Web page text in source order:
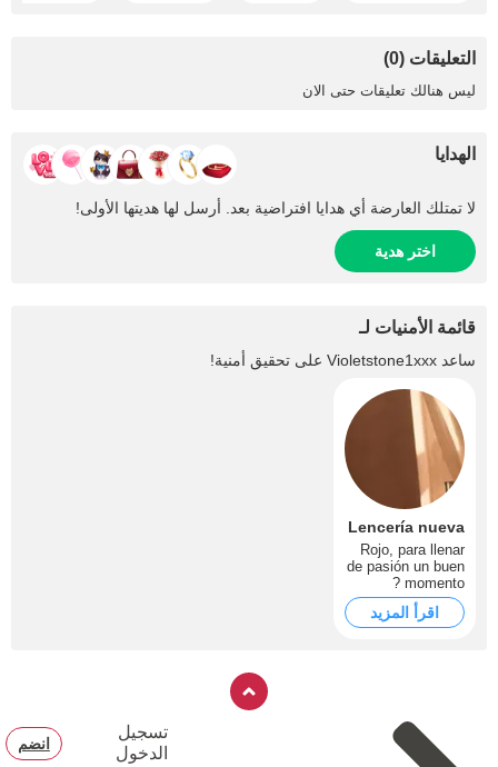
التعليقات (0)
ليس هنالك تعليقات حتى الان
الهدايا
لا تمتلك العارضة أي هدايا افتراضية بعد. أرسل لها هديتها الأولى!
اختر هدية
قائمة الأمنيات لـ
ساعد Violetstone1xxx على تحقيق أمنية!
Lencería nueva
Rojo, para llenar
de pasión un buen
momento ?
اقرأ المزيد
تسجيل
الدخول
انضم